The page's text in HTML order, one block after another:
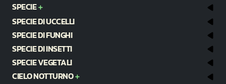
SPECIE
SPECIE DI UCCELLI
SPECIE DI FUNGHI
SPECIE DI INSETTI
SPECIE VEGETALI
CIELO NOTTURNO